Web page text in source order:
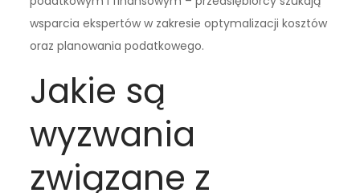
wsparcia ekspertów w zakresie optymalizacji kosztów
oraz planowania podatkowego.
Jakie są
wyzwania
związane z